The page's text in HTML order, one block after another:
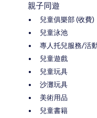
親子同遊
兒童俱樂部 (收費)
兒童泳池
專人托兒服務/活
兒童遊戲
兒童玩具
沙灘玩具
美術用品
兒童書籍